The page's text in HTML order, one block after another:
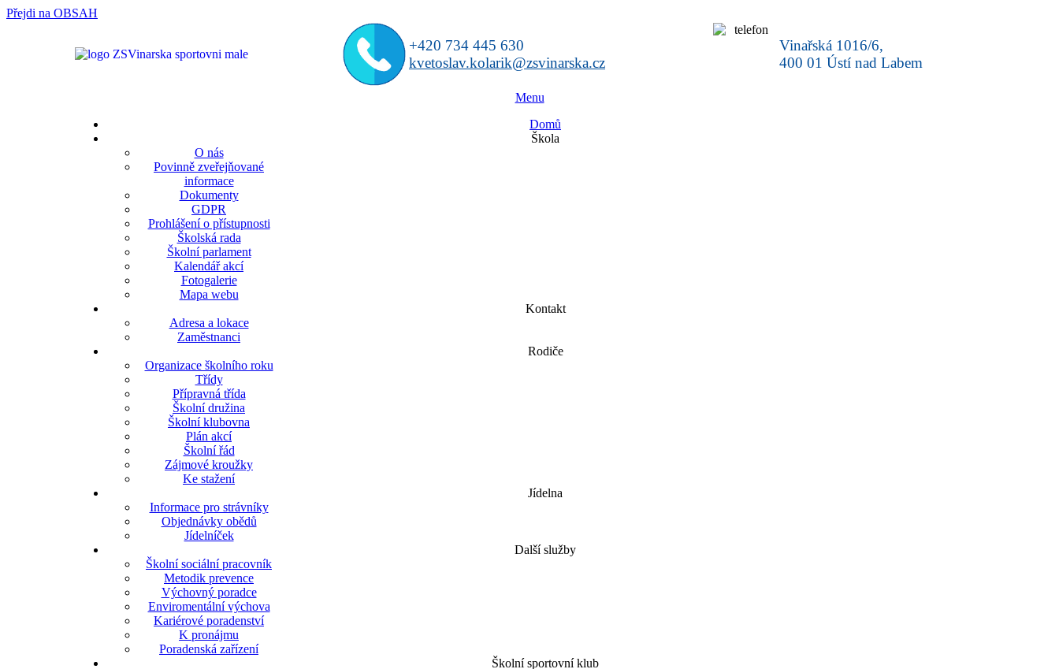
Přejdi na OBSAH
+420 734 445 630
kvetoslav.kolarik@zsvinarska.cz
Vinařská 1016/6,
400 01 Ústí nad Labem
Menu
Domů
Škola
O nás
Povinně zveřejňované
informace
Dokumenty
GDPR
Prohlášení o přístupnosti
Školská rada
Školní parlament
Kalendář akcí
Fotogalerie
Mapa webu
Kontakt
Adresa a lokace
Zaměstnanci
Rodiče
Organizace školního roku
Třídy
Přípravná třída
Školní družina
Školní klubovna
Plán akcí
Školní řád
Zájmové kroužky
Ke stažení
Jídelna
Informace pro strávníky
Objednávky obědů
Jídelníček
Další služby
Školní sociální pracovník
Metodik prevence
Výchovný poradce
Enviromentální výchova
Kariérové poradenství
K pronájmu
Poradenská zařízení
Školní sportovní klub
rok
měsíc
rok
měsíc